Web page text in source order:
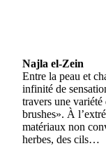
Najla el-Zein
Entre la peau et
infinité de
travers une variété
brushes». À
matériaux non
herbes, des cils…